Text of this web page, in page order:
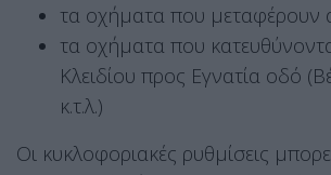
τα οχήματα που μεταφέρουν
τα οχήματα που
Κλειδίου προς Εγνατία οδό
κ.τ.λ.)
Οι κυκλοφοριακές ρυθμίσεις